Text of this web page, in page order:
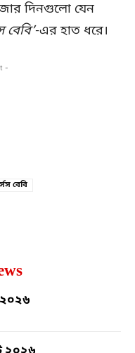
দিনগুলো যেন
বেবি’-এর হাত ধরে।
-
বেবি